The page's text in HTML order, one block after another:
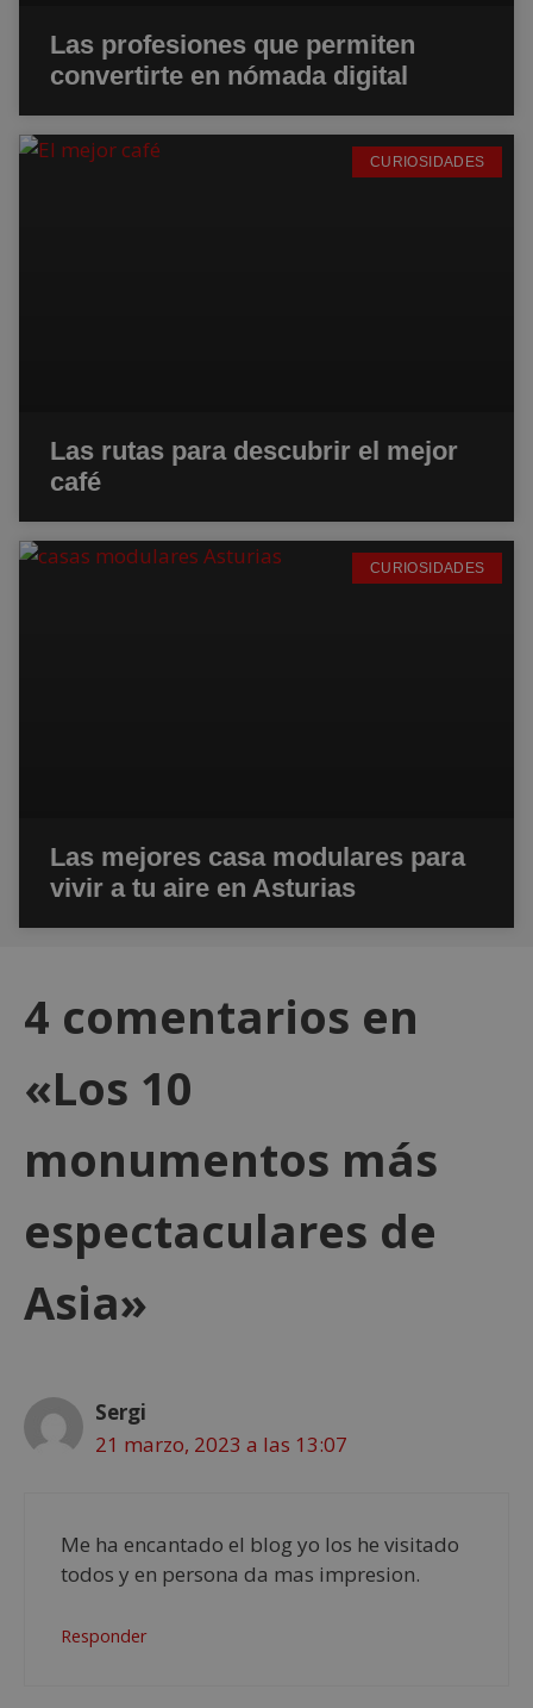
Las profesiones que permiten
convertirte en nómada digital
CURIOSIDADES
Las rutas para descubrir el mejor
café
CURIOSIDADES
Las mejores casa modulares para
vivir a tu aire en Asturias
4 comentarios en
«Los 10
monumentos más
espectaculares de
Asia»
Sergi
21 marzo, 2023 a las 13:07
Me ha encantado el blog yo los he visitado
todos y en persona da mas impresion.
Responder